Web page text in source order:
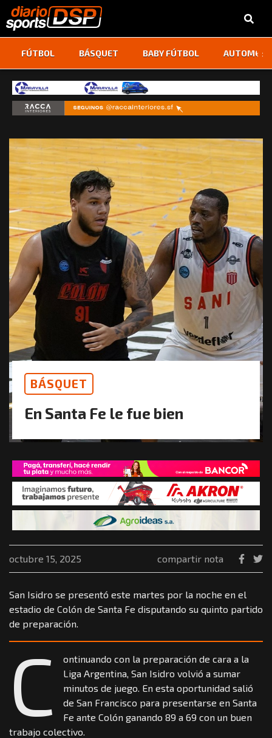
FÚTBOL BÁSQUET BABY FÚTBOL ‹ ›
BÁSQUET
En Santa Fe le fue bien
octubre 15, 2025 compartir nota
San Isidro se presentó este martes por la noche en el
estadio de Colón de Santa Fe disputando su quinto partido
de preparación.
C
ontinuando con la preparación de cara a la
Liga Argentina, San Isidro volvió a sumar
minutos de juego. En esta oportunidad salió
de San Francisco para presentarse en Santa
Fe ante Colón ganando 89 a 69 con un buen
trabajo colectivo.